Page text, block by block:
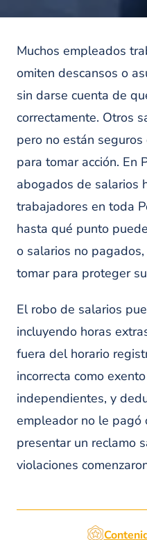
Muchos empleados
omiten descansos o
sin darse cuenta de
correctamente. Otros
pero no están
para tomar acción. En
abogados de salarios
trabajadores en toda
hasta qué punto
o salarios no
tomar para proteger
El robo de salarios
incluyendo horas
fuera del horario
incorrecta como
independientes, y
empleador no le pagó
presentar un reclamo
violaciones